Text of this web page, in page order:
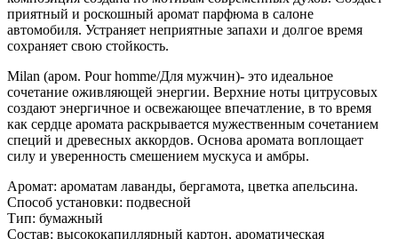
приятный и роскошный аромат парфюма в салоне
автомобиля. Устраняет неприятные запахи и долгое время
сохраняет свою стойкость.
Milan (аром. Pour homme/Для мужчин)- это идеальное
сочетание оживляющей энергии. Верхние ноты цитрусовых
создают энергичное и освежающее впечатление, в то время
как сердце аромата раскрывается мужественным сочетанием
специй и древесных аккордов. Основа аромата воплощает
силу и уверенность смешением мускуса и амбры.
Аромат: ароматам лаванды, бергамота, цветка апельсина.
Способ установки: подвесной
Тип: бумажный
Состав: высококапиллярный картон, ароматическая